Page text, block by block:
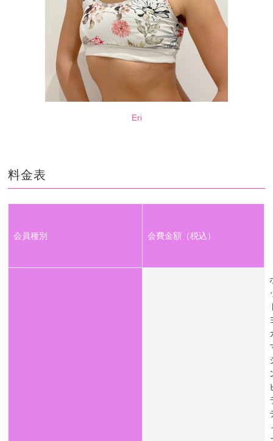
Eri
料金表
会員種別 会費金額（税込）